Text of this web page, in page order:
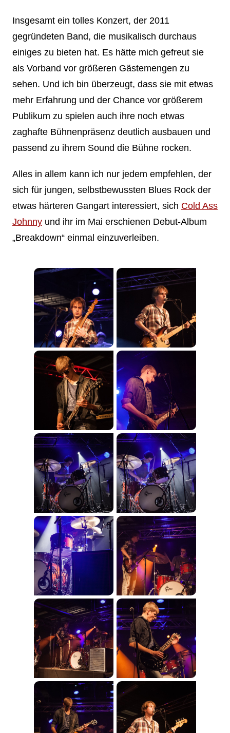
Insgesamt ein tolles Konzert, der 2011
gegründeten Band, die musikalisch durchaus
einiges zu bieten hat. Es hätte mich gefreut sie
als Vorband vor größeren Gästemengen zu
sehen. Und ich bin überzeugt, dass sie mit etwas
mehr Erfahrung und der Chance vor größerem
Publikum zu spielen auch ihre noch etwas
zaghafte Bühnenpräsenz deutlich ausbauen und
passend zu ihrem Sound die Bühne rocken.
Alles in allem kann ich nur jedem empfehlen, der
sich für jungen, selbstbewussten Blues Rock der
etwas härteren Gangart interessiert, sich Cold Ass
Johnnyund ihr im Mai erschienen Debut-Album
„Breakdown“ einmal einzuverleiben.